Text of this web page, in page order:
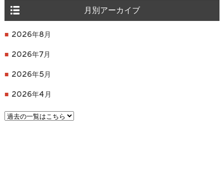
月別アーカイブ
2026年8月
2026年7月
2026年5月
2026年4月